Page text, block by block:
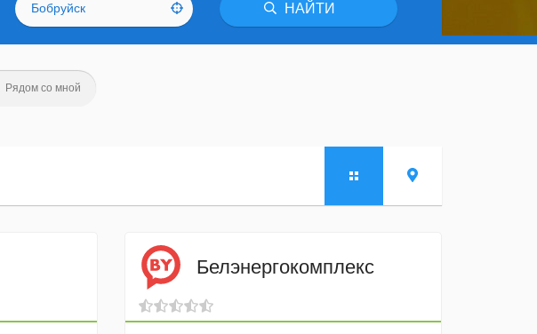
Бобруйск НАЙТИ
Рядом со мной
Белэнергокомплекс